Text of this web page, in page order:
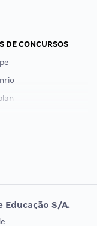
DE CONCURSOS
Educação S/A.